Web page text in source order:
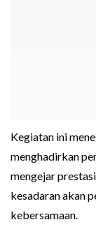
Kegiatan ini
menghadirkan
mengejar
kesadaran akan
kebersamaan.